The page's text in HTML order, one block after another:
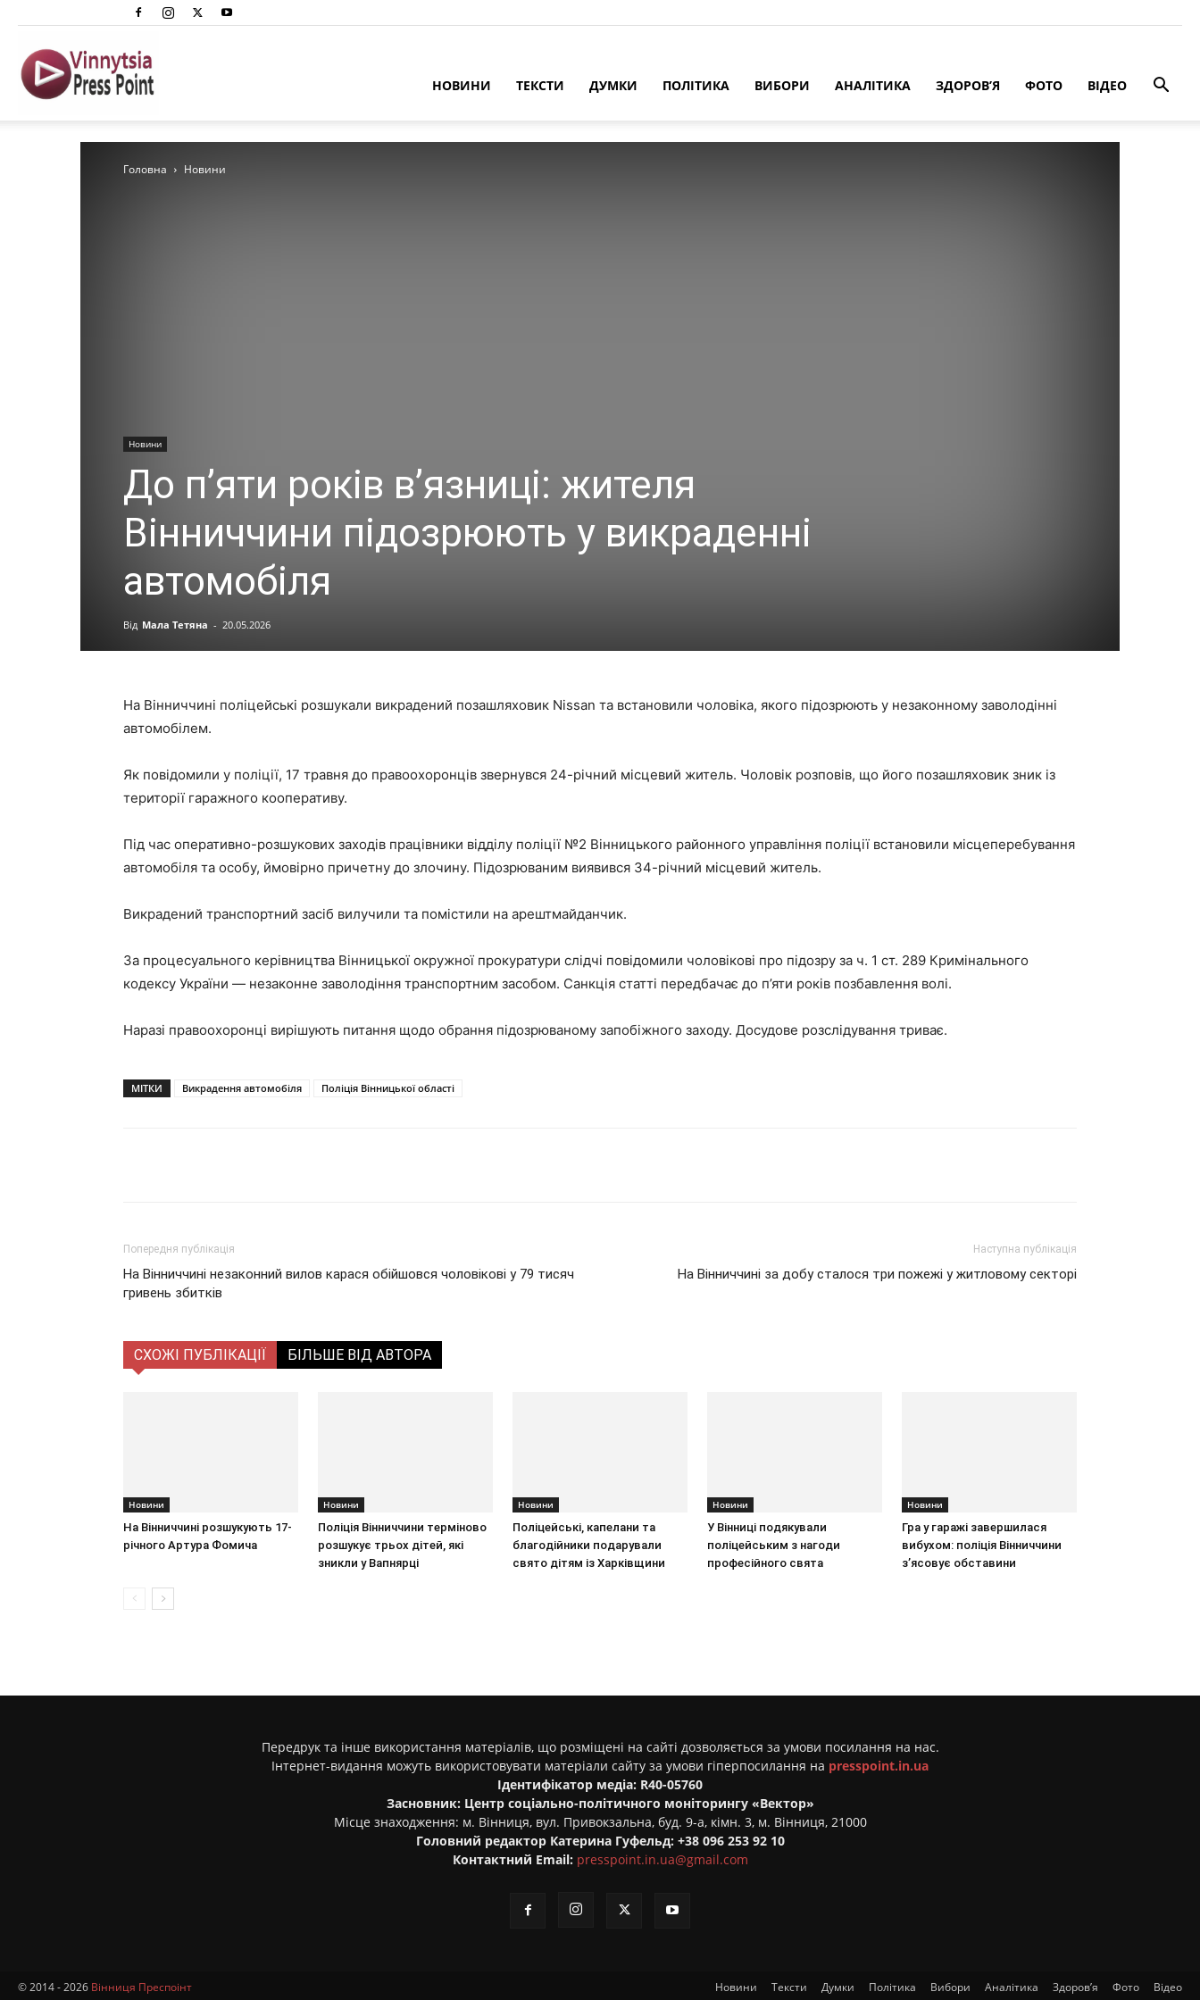
Преспоінт
НОВИНИ ТЕКСТИ ДУМКИ ПОЛІТИКА ВИБОРИ АНАЛІТИКА ЗДОРОВ’Я ФОТО ВІДЕО
Головна Новини
Новини
До п’яти років в’язниці: жителя
Вінниччини підозрюють у викраденні
автомобіля
Від Мала Тетяна - 20.05.2026
На Вінниччині поліцейські розшукали викрадений позашляховик Nissan та встановили чоловіка, якого підозрюють у незаконному заволодінні
автомобілем.
Як повідомили у поліції, 17 травня до правоохоронців звернувся 24-річний місцевий житель. Чоловік розповів, що його позашляховик зник із
території гаражного кооперативу.
Під час оперативно-розшукових заходів працівники відділу поліції №2 Вінницького районного управління поліції встановили місцеперебування
автомобіля та особу, ймовірно причетну до злочину. Підозрюваним виявився 34-річний місцевий житель.
Викрадений транспортний засіб вилучили та помістили на арештмайданчик.
За процесуального керівництва Вінницької окружної прокуратури слідчі повідомили чоловікові про підозру за ч. 1 ст. 289 Кримінального
кодексу України — незаконне заволодіння транспортним засобом. Санкція статті передбачає до п’яти років позбавлення волі.
Наразі правоохоронці вирішують питання щодо обрання підозрюваному запобіжного заходу. Досудове розслідування триває.
МІТКИ Викрадення автомобіля Поліція Вінницької області
Попередня публікація
На Вінниччині незаконний вилов карася обійшовся чоловікові у 79 тисяч
гривень збитків
Наступна публікація
На Вінниччині за добу сталося три пожежі у житловому секторі
СХОЖІ ПУБЛІКАЦІЇ БІЛЬШЕ ВІД АВТОРА
Новини
На Вінниччині розшукують 17-
річного Артура Фомича
Новини
Поліція Вінниччини терміново
розшукує трьох дітей, які
зникли у Вапнярці
Новини
Поліцейські, капелани та
благодійники подарували
свято дітям із Харківщини
Новини
У Вінниці подякували
поліцейським з нагоди
професійного свята
Новини
Гра у гаражі завершилася
вибухом: поліція Вінниччини
з’ясовує обставини
Передрук та інше використання матеріалів, що розміщені на сайті дозволяється за умови посилання на нас.
Інтернет-видання можуть використовувати матеріали сайту за умови гіперпосилання на presspoint.in.ua
Ідентифікатор медіа: R40-05760
Засновник: Центр соціально-політичного моніторингу «Вектор»
Місце знаходження: м. Вінниця, вул. Привокзальна, буд. 9-а, кімн. 3, м. Вінниця, 21000
Головний редактор Катерина Гуфельд: +38 096 253 92 10
Контактний Email: presspoint.in.ua@gmail.com
Новини Тексти Думки Політика Вибори Аналітика Здоров’я Фото Відео
© 2014 - 2026 Вінниця Преспоінт